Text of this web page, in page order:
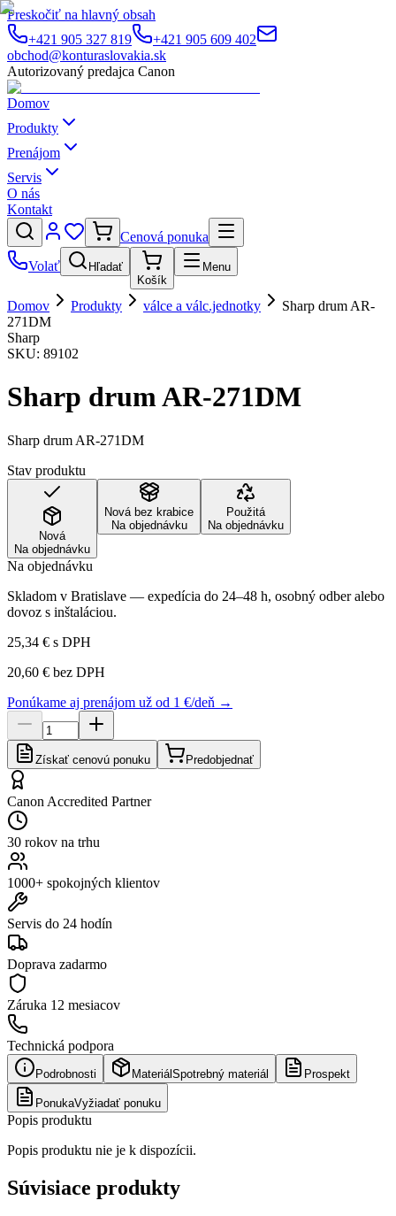
Preskočiť na hlavný obsah
+421 905 327 819
+421 905 609 402
obchod@konturaslovakia.sk
Autorizovaný predajca Canon
Domov
Produkty
Prenájom
Servis
O nás
Kontakt
Cenová ponuka
Volať
Hľadať
Košík
Menu
Domov Produkty válce a válc.jednotky
Sharp drum AR-
271DM
Sharp
SKU: 89102
Sharp drum AR-271DM
Sharp drum AR-271DM
Stav produktu
Nová
Na objednávku
Nová bez krabice
Na objednávku
Použitá
Na objednávku
Na objednávku
Skladom v Bratislave — expedícia do 24–48 h, osobný odber alebo
dovoz s inštaláciou.
25,34 € s DPH
20,60 € bez DPH
Ponúkame aj prenájom už od 1 €/deň →
Získať cenovú ponuku Predobjednať
Canon Accredited Partner
30 rokov na trhu
1000+ spokojných klientov
Servis do 24 hodín
Doprava zadarmo
Záruka 12 mesiacov
Technická podpora
Podrobnosti Materiál Spotrebný materiál Prospekt
PonukaVyžiadať ponuku
Popis produktu
Popis produktu nie je k dispozícii.
Súvisiace produkty